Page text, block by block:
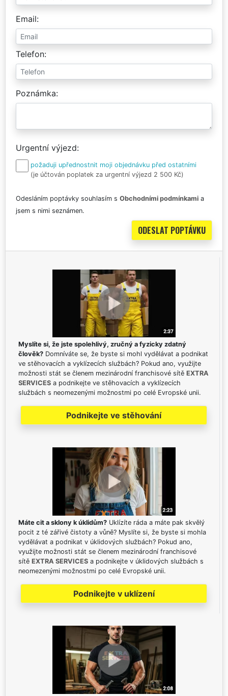
Email
Telefon
Poznámka
Urgentní výjezd
požaduji upřednostnit moji objednávku před ostatními
(je účtován poplatek za urgentní výjezd 2 500 Kč)
Odesláním poptávky souhlasím s Obchodními podmínkami a
jsem s nimi seznámen.
Myslíte si, že jste spolehlivý, zručný a fyzicky zdatný
člověk? Domníváte se, že byste si mohl vydělávat a podnikat
ve stěhovacích a vyklízecích službách? Pokud ano, využijte
možnosti stát se členem mezinárodní franchisové sítě EXTRA
SERVICES a podnikejte ve stěhovacích a vyklízecích
službách s neomezenými možnostmi po celé Evropské unii.
Podnikejte ve stěhování
Máte cit a sklony k úklidům? Uklízíte ráda a máte pak skvělý
pocit z té zářivé čistoty a vůně? Myslíte si, že byste si mohla
vydělávat a podnikat v úklidových službách? Pokud ano,
využijte možnosti stát se členem mezinárodní franchisové
sítě EXTRA SERVICES a podnikejte v úklidových službách s
neomezenými možnostmi po celé Evropské unii.
Podnikejte v uklízení